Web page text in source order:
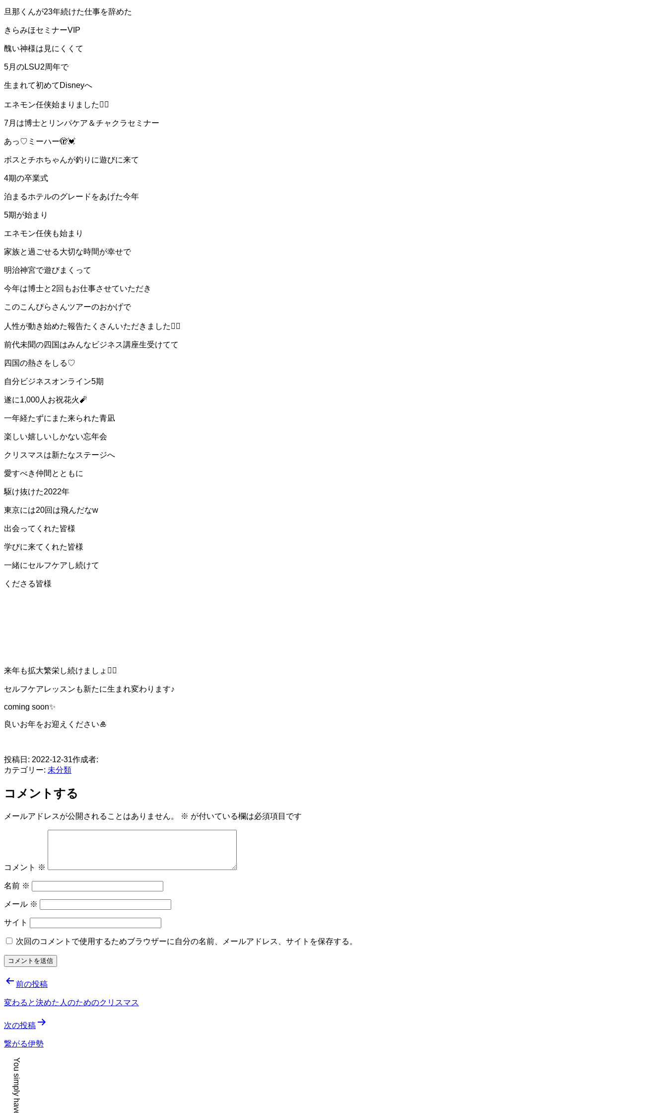
旦那くんが23年続けた仕事を辞めた
きらみほセミナーVIP
醜い神様は見にくくて
5月のLSU2周年で
生まれて初めてDisneyへ
エネモン任侠始まりました❤️‍🔥
7月は博士とリンパケア＆チャクラセミナー
あっ♡ミーハー🫣💓
ボスとチホちゃんが釣りに遊びに来て
4期の卒業式
泊まるホテルのグレードをあげた今年
5期が始まり
エネモン任侠も始まり
家族と過ごせる大切な時間が幸せで
明治神宮で遊びまくって
今年は博士と2回もお仕事させていただき
このこんぴらさんツアーのおかげで
人性が動き始めた報告たくさんいただきました❤️‍🔥
前代未聞の四国はみんなビジネス講座生受けてて
四国の熱さをしる♡
自分ビジネスオンライン5期
遂に1,000人お祝花火🧨
一年経たずにまた来られた青凪
楽しい嬉しいしかない忘年会
クリスマスは新たなステージへ
愛すべき仲間とともに
駆け抜けた2022年
東京には20回は飛んだなw
出会ってくれた皆様
学びに来てくれた皆様
一緒にセルフケアし続けて
くださる皆様
来年も拡大繁栄し続けましょ❤️‍🔥
セルフケアレッスンも新たに生まれ変わります♪
coming soon✨
良いお年をお迎えください🎍
投稿日: 2022-12-31作成者:
カテゴリー: 未分類
コメントする
メールアドレスが公開されることはありません。 ※ が付いている欄は必須項目です
コメント ※
名前 ※
メール ※
サイト
次回のコメントで使用するためブラウザーに自分の名前、メールアドレス、サイトを保存する。
投
稿
ビ
ゲ
ー
シ
ョ
ン
前の投稿
変わると決めた人のためのクリスマス
次の投稿
繋がる伊勢